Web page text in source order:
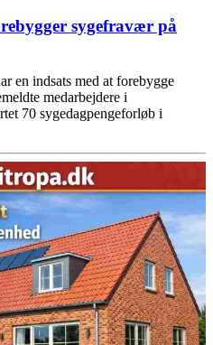
sygefravær på
en indsats med at forebygge
medarbejdere i
70 sygedagpengeforløb i